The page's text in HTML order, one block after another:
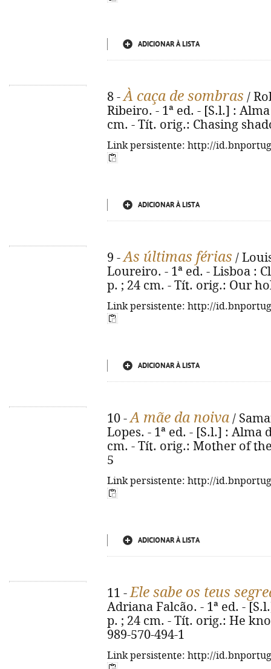
ADICIONAR À LISTA
8 -À caça de sombras /
Ribeiro. - 1ª ed. - [S.l.] :
cm. - Tít. orig.: Chasing
Link persistente: http://
ADICIONAR À LISTA
9 -As últimas férias /
Loureiro. - 1ª ed. - Lisboa :
p. ; 24 cm. - Tít. orig.: Our
Link persistente: http://
ADICIONAR À LISTA
10 -A mãe da noiva /
Lopes. - 1ª ed. - [S.l.] : Alma
cm. - Tít. orig.: Mother of
5
Link persistente: http://
ADICIONAR À LISTA
11 -Ele sabe os teus
Adriana Falcão. - 1ª ed. -
p. ; 24 cm. - Tít. orig.: He
989-570-494-1
Link persistente: http://